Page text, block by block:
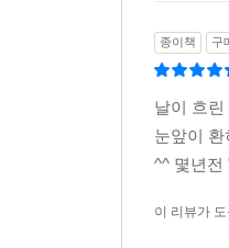
이 책은 황토
이용해 회사
한편 이 책은
종이책 구
날이 흐
눈앞이
^^ 몇년전
이 리뷰가